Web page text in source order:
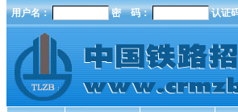
用户名： 密 码： 认证